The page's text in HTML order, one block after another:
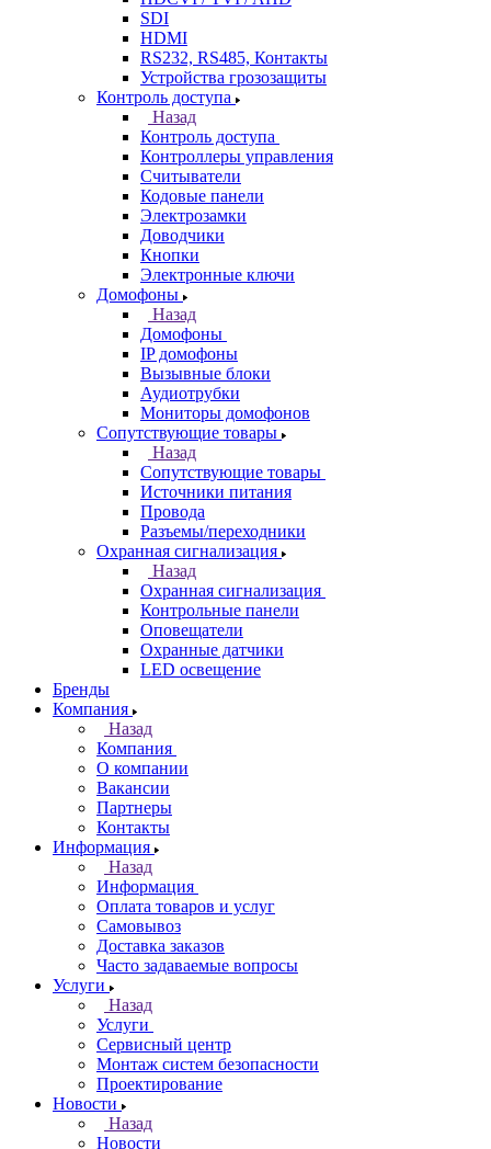
SDI
HDMI
RS232, RS485, Контакты
Устройства грозозащиты
Контроль доступа
Назад
Контроль доступа
Контроллеры управления
Считыватели
Кодовые панели
Электрозамки
Доводчики
Кнопки
Электронные ключи
Домофоны
Назад
Домофоны
IP домофоны
Вызывные блоки
Аудиотрубки
Мониторы домофонов
Сопутствующие товары
Назад
Сопутствующие товары
Источники питания
Провода
Разъемы/переходники
Охранная сигнализация
Назад
Охранная сигнализация
Контрольные панели
Оповещатели
Охранные датчики
LED освещение
Бренды
Компания
Назад
Компания
О компании
Вакансии
Партнеры
Контакты
Информация
Назад
Информация
Оплата товаров и услуг
Самовывоз
Доставка заказов
Часто задаваемые вопросы
Услуги
Назад
Услуги
Сервисный центр
Монтаж систем безопасности
Проектирование
Новости
Назад
Новости